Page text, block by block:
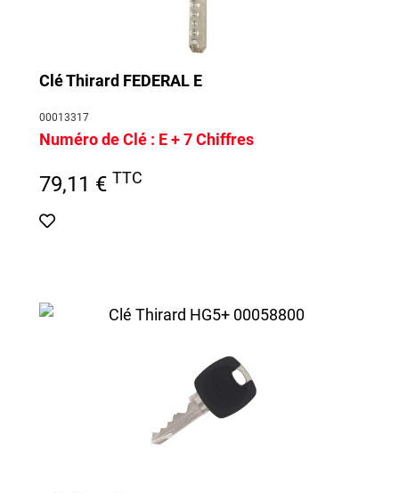
Clé Thirard FEDERAL E
00013317
Numéro de Clé : E + 7 Chiffres
79,11 € TTC